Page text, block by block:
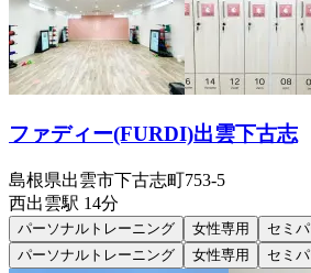
ファディー(FURDI)出雲下古志
島根県出雲市下古志町753-5
西出雲駅 14分
パーソナルトレーニング 女性専用
セミ
パーソナルトレーニング
女性専用 セミ